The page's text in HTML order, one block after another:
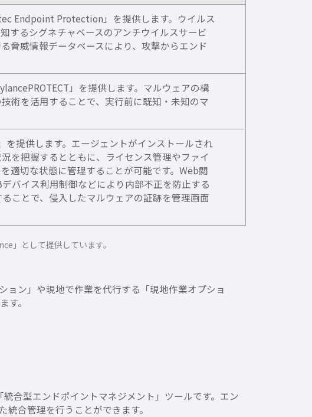
Endpoint Protection」を提供します。ウイルス
するシグネチャベースのアンチウイルスサービ
脅威情報データベースにより、攻撃からエンド
」を提供します。マルウェアの構
術を活用することで、実行前に既知・未知のマ
を提供します。エージェントがインストールされ
を把握するとともに、ライセンス管理やファイ
適切な状態に管理することが可能です。Web閲
バイス利用制御などにより内部不正を防止する
ることで、侵入したマルウェアの証跡を管理画面
」として提供しています。
ョン」や現地で作業を代行する「現地作業オプショ
す。
統合型エンドポイントマネジメント」ツールです。エン
合管理を行うことができます。